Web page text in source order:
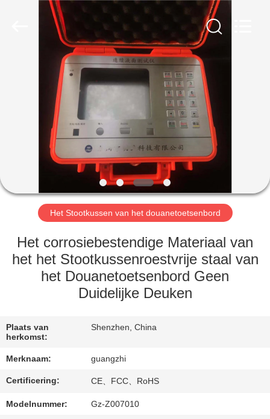
PRODUCTEN
ONGEVEER
FABRIEKSREIS
KWALITEITSCONTROLE
CONTACTEER
VERZOEK
OM
CITAAT
Het Stootkussen van het douanetoetsenbord
Het corrosiebestendige Materiaal van
het het Stootkussenroestvrije staal van
het Douanetoetsenbord Geen
Duidelijke Deuken
Plaats van
herkomst:
Shenzhen, China
Merknaam: guangzhi
Certificering: CE、FCC、RoHS
Modelnummer: Gz-Z007010